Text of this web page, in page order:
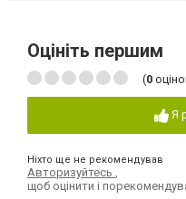
Оцініть першим
(0
Я
Ніхто ще не рекомендував
Авторизуйтесь
щоб оцінити і